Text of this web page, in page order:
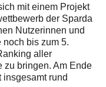
mit einem Projekt
der Sparda
Nutzerinnen und
bis zum 5.
aller
bringen. Am Ende
rund